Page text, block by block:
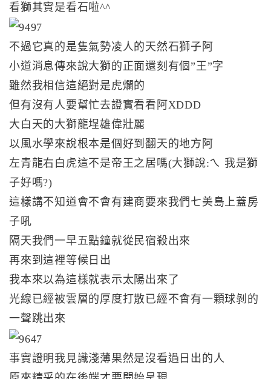
看獅其實是看石啦^^
不過它真的是隻氣勢凌人的天然石獅子阿
小道消息傳來說大獅的正面還刻有個”王”字
雖然我相信這絕對是虎爛的
但有沒有人要幫忙去證實看看阿XDDD
大白天的大獅龍埕雄偉壯麗
以風水學來說根本是個好到翻天的地方阿
左青龍右白虎這不是帝王之居嗎(大獅說:ㄟ 我是獅
子好嗎?)
這樣講不知道會不會有建商要來我們七美島上蓋房
子吼
隔天我們一早五點鐘就從民宿殺出來
再來到這裡等候日出
我本來以為這樣就表示太陽出來了
光線已經被雲層的厚度打散已經不會有一顆球剝的
一聲跳出來
事實證明我見識淺薄果然是沒看過日出的人